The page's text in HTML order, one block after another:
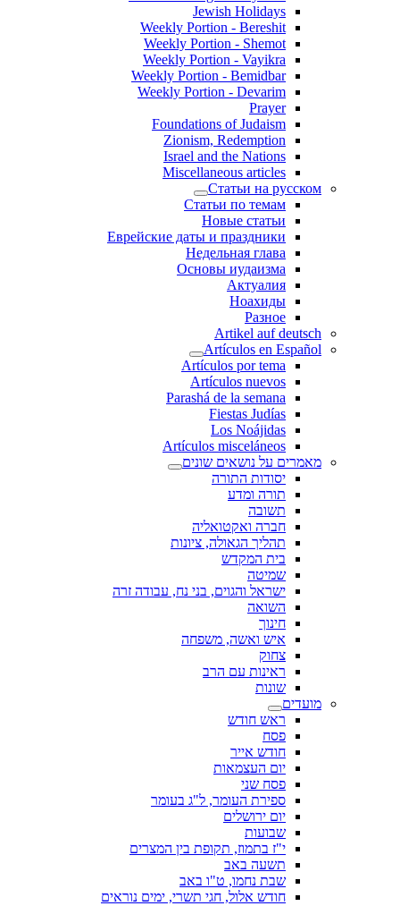
Jewish Holidays
Weekly Portion - Bereshit
Weekly Portion - Shemot
Weekly Portion - Vayikra
Weekly Portion - Bemidbar
Weekly Portion - Devarim
Prayer
Foundations of Judaism
Zionism, Redemption
Israel and the Nations
Miscellaneous articles
Статьи на русском
Статьи по темам
Новые статьи
Еврейские даты и праздники
Недельная глава
Основы иудаизма
Актуалия
Ноахиды
Разное
Artikel auf deutsch
Artículos en Español
Artículos por tema
Artículos nuevos
Parashá de la semana
Fiestas Judías
Los Noájidas
Artículos misceláneos
מאמרים על נושאים שונים
יסודות התורה
תורה ומדע
תשובה
חברה ואקטואליה
תהליך הגאולה, ציונות
בית המקדש
שמיטה
ישראל והגוים, בני נח, עבודה זרה
השואה
חינוך
איש ואשה, משפחה
צחוק
ראינות עם הרב
שונות
מועדים
ראש חודש
פסח
חודש אייר
יום העצמאות
פסח שני
ספירת העומר, ל"ג בעומר
יום ירושלים
שבועות
י"ז בתמוז, תקופת בין המצרים
תשעה באב
שבת נחמו, ט"ו באב
חודש אלול, חגי תשרי, ימים נוראים